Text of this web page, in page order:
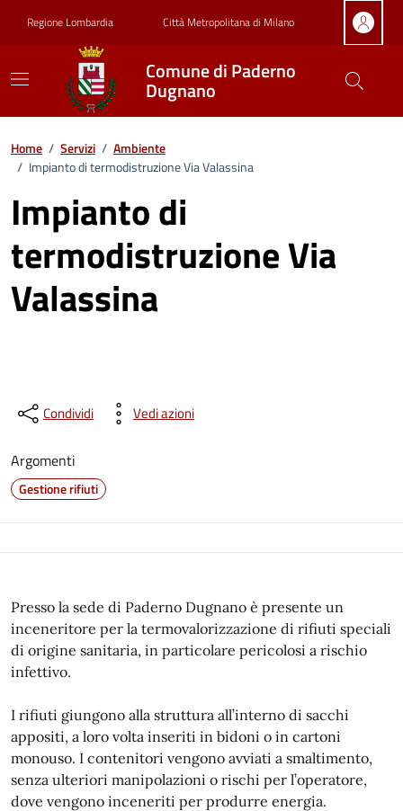
Regione Lombardia Città Metropolitana di Milano
Comune di Paderno
Dugnano
Home / Servizi / Ambiente
/ Impianto di termodistruzione Via Valassina
Impianto di
termodistruzione Via
Valassina
Condividi Vedi azioni
Argomenti
Gestione rifiuti
Presso la sede di Paderno Dugnano è presente un
inceneritore per la termovalorizzazione di rifiuti speciali
di origine sanitaria, in particolare pericolosi a rischio
infettivo.
I rifiuti giungono alla struttura all’interno di sacchi
appositi, a loro volta inseriti in bidoni o in cartoni
monouso. I contenitori vengono avviati a smaltimento,
senza ulteriori manipolazioni o rischi per l’operatore,
dove vengono inceneriti per produrre energia.